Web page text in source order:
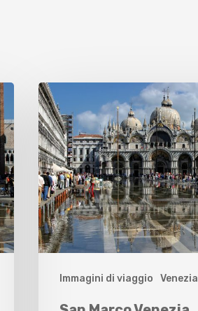
Immagini di viaggio Venezia